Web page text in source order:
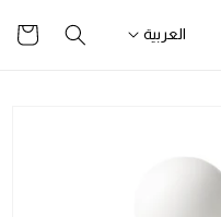
العربية
التسوق